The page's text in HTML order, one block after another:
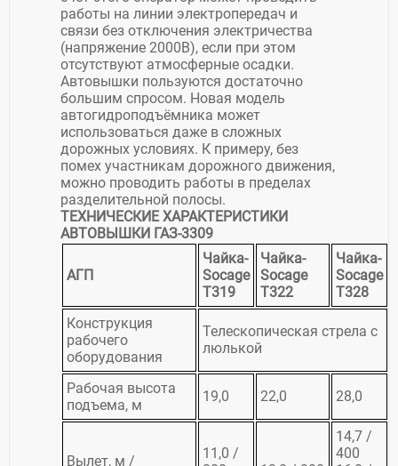
работы на линии электропередач и
связи без отключения электричества
(напряжение 2000В), если при этом
отсутствуют атмосферные осадки.
Автовышки пользуются достаточно
большим спросом. Новая модель
автогидроподъёмника может
использоваться даже в сложных
дорожных условиях. К примеру, без
помех участникам дорожного движения,
можно проводить работы в пределах
разделительной полосы.
ТЕХНИЧЕСКИЕ ХАРАКТЕРИСТИКИ
АВТОВЫШКИ ГАЗ-3309
АГП
Чайка-
Socage
T319
Чайка-
Socage
T322
Чайка-
Socage
T328
Конструкция
рабочего
оборудования
Телескопическая стрела с
люлькой
Рабочая высота
подъема, м
19,0 22,0 28,0
Вылет, м /
11,0 /
14,7 /
400